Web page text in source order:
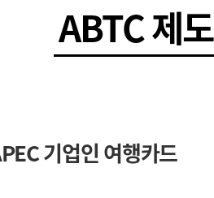
ABTC 제도
기업인 여행카드